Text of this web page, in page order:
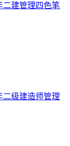
二建管理四色笔
二级建造师管理